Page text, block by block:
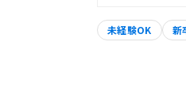
未経験OK 新